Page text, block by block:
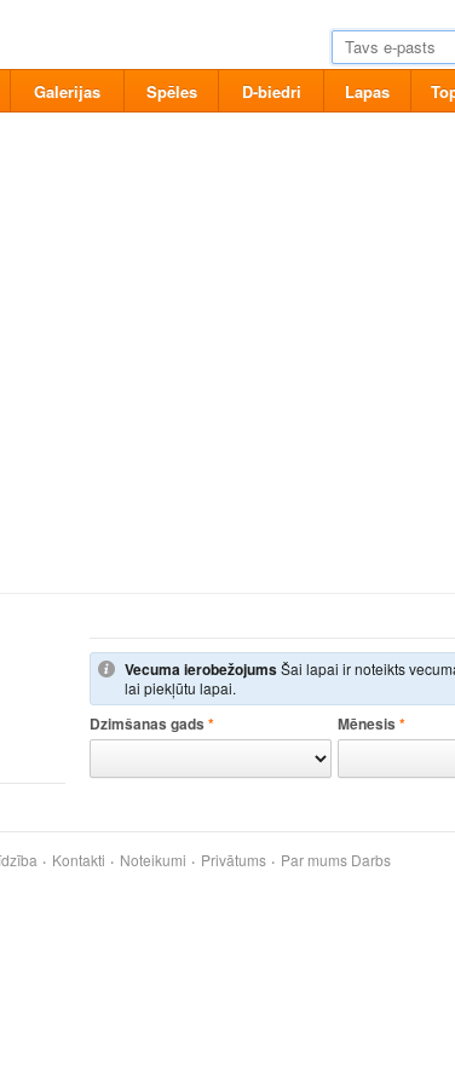
Galerijas Spēles D-biedri Lapas
Vecuma ierobežojumsŠai lapai ir noteikts
lai piekļūtu lapai.
Dzimšanas gads * Mēnesis *
Kontakti Noteikumi Privātums Par mums Darbs